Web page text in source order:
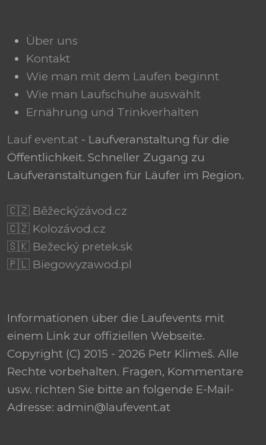
Über uns
Kontakt
Wie man mit dem Laufen beginnt
Wie man Laufschuhe auswählt
Ernährung und Trinkverhalten
Lauf event.at - Laufveranstaltung für die
Öffentlichkeit. Schneller Zugang zu
Laufveranstaltungen für Läufer im Region.
🇨🇿 Běžeckýzávod.cz
🇨🇿 Kolozávod.cz
🇸🇰 Bežecký pretek.sk
🇵🇱 Biegowyzawod.pl
Informationen über die Laufevents mit
einem Link zur offiziellen Webseite.
Copyright (C) 2015 - 2026 Petr Klimeš. Alle
Rechte vorbehalten. Fragen, Kommentare
usw. richten Sie bitte an folgende E-Mail-
Adresse: admin@laufevent.at